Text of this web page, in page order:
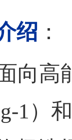
期刊
斌
复